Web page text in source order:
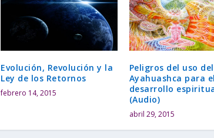
Evolución, Revolución y la
Ley de los Retornos
febrero 14, 2015
Peligros del uso
Ayahuashca para el
desarrollo
(Audio)
abril 29, 2015